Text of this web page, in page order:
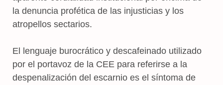
la denuncia profética de las injusticias y los
atropellos sectarios.
El lenguaje burocrático y descafeinado utilizado
por el portavoz de la CEE para referirse a la
despenalización del escarnio es el síntoma de